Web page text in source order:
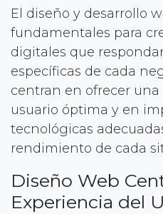
El diseño y desarrollo
fundamentales para
digitales que
específicas de cada
centran en ofrecer una
usuario óptima y en
tecnológicas
rendimiento de cada
Diseño Web
Experiencia del